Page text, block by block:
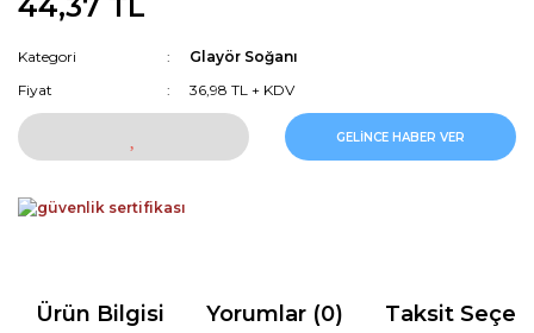
Kategori
Glayör Soğanı
Fiyat
36,98 TL + KDV
GELİNCE HABER VER
Ürün Bilgisi Yorumlar (0) Taksit